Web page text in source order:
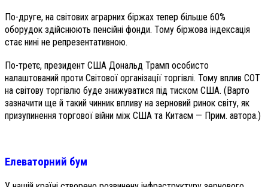
По-друге, на світових аграрних біржах тепер більше 60%
оборудок здійснюють пенсійні фонди. Тому біржова індексація
стає нині не репрезентативною.
По-третє, президент США Дональд Трамп особисто
налаштований проти Світової організації торгівлі. Тому вплив СОТ
на світову торгівлю буде знижуватися під тиском США. (Варто
зазначити ще й такий чинник впливу на зерновий ринок світу, як
призупинення торгової війни між США та Китаєм — Прим. автора.)
Елеваторний бум